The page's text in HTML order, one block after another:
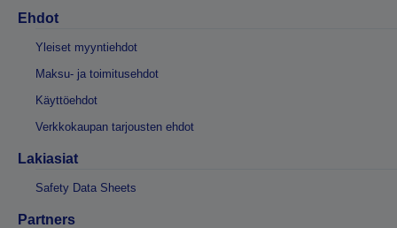
Ehdot
Yleiset myyntiehdot
Maksu- ja toimitusehdot
Käyttöehdot
Verkkokaupan tarjousten ehdot
Lakiasiat
Safety Data Sheets
Partners